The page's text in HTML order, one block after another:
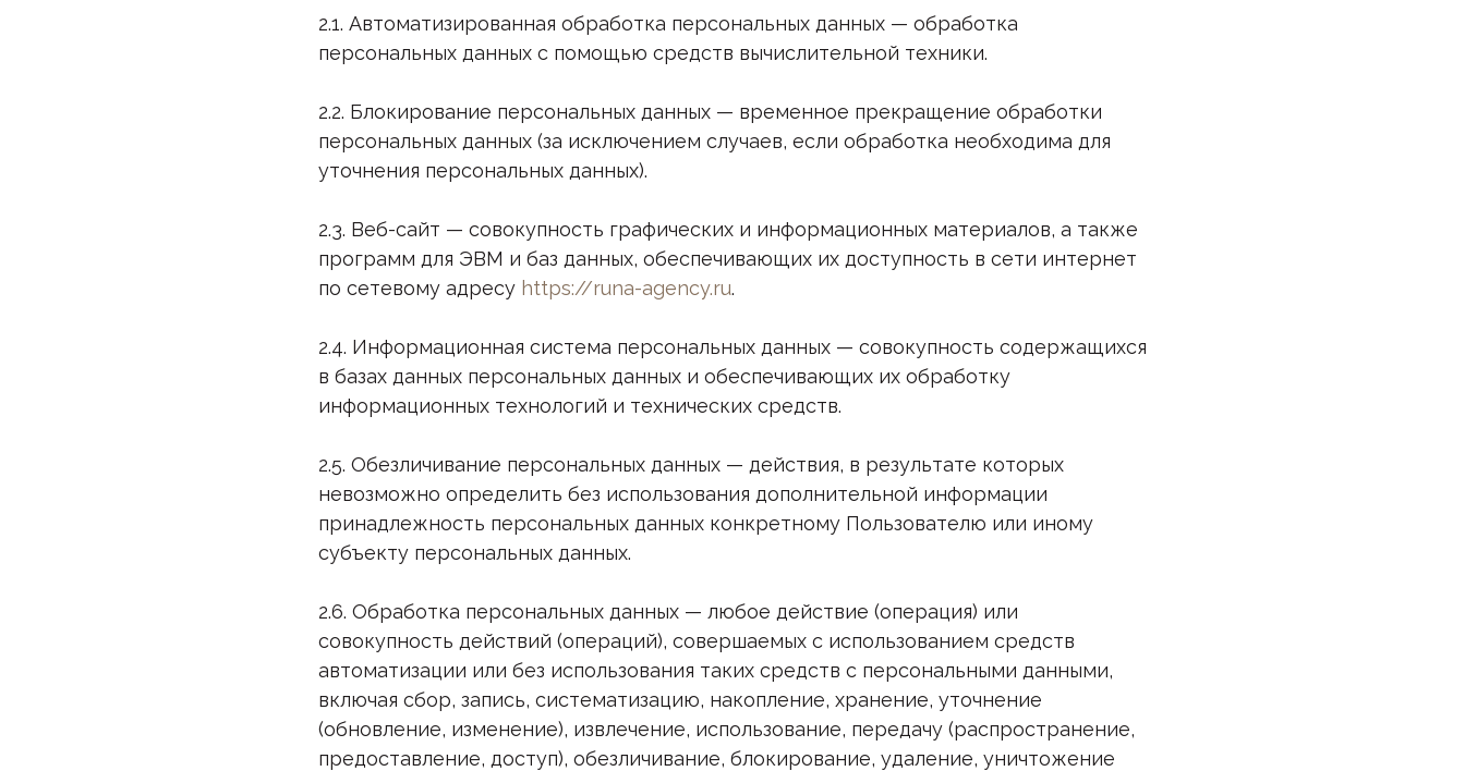
2.1. Автоматизированная обработка персональных данных — обработка
персональных данных с помощью средств вычислительной техники.
2.2. Блокирование персональных данных — временное прекращение обработки
персональных данных (за исключением случаев, если обработка необходима для
уточнения персональных данных).
2.3. Веб-сайт — совокупность графических и информационных материалов, а также
программ для ЭВМ и баз данных, обеспечивающих их доступность в сети интернет
по сетевому адресу https://runa-agency.ru.
2.4. Информационная система персональных данных — совокупность содержащихся
в базах данных персональных данных и обеспечивающих их обработку
информационных технологий и технических средств.
2.5. Обезличивание персональных данных — действия, в результате которых
невозможно определить без использования дополнительной информации
принадлежность персональных данных конкретному Пользователю или иному
субъекту персональных данных.
2.6. Обработка персональных данных — любое действие (операция) или
совокупность действий (операций), совершаемых с использованием средств
автоматизации или без использования таких средств с персональными данными,
включая сбор, запись, систематизацию, накопление, хранение, уточнение
(обновление, изменение), извлечение, использование, передачу (распространение,
предоставление, доступ), обезличивание, блокирование, удаление, уничтожение